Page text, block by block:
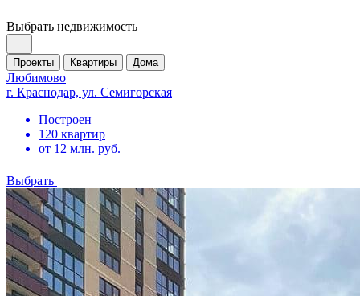
Выбрать недвижимость
Проекты Квартиры Дома
Любимово
г. Краснодар, ул. Семигорская
Построен
120 квартир
от 12 млн. руб.
Выбрать